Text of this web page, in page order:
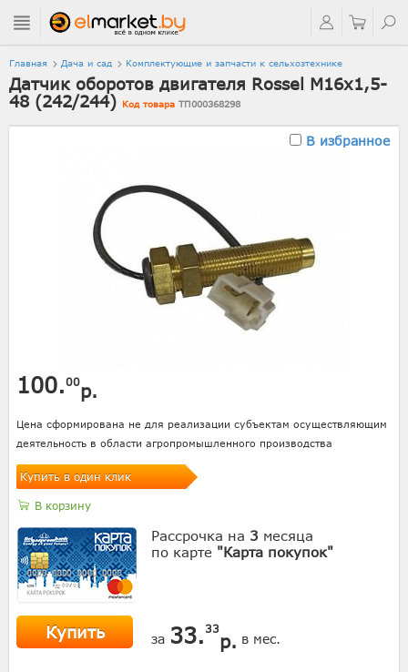
Главная Дача и сад Комплектующие и запчасти к сельхозтехнике
Датчик оборотов двигателя Rossel М16х1,5-
48 (242/244) Код товара ТП000368298
В избранное
100.00р.
Цена сформирована не для реализации субъектам осуществляющим
деятельность в области агропромышленного производства
Купить в один клик
В корзину
Рассрочка на 3 месяца
по карте "Карта покупок"
Купить за 33. 33
р. в мес.